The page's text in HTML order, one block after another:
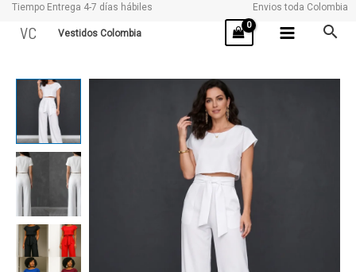
Tiempo Entrega 4-7 días hábiles Envios toda Colombia
VC Vestidos Colombia
OLIVIA
cantidad